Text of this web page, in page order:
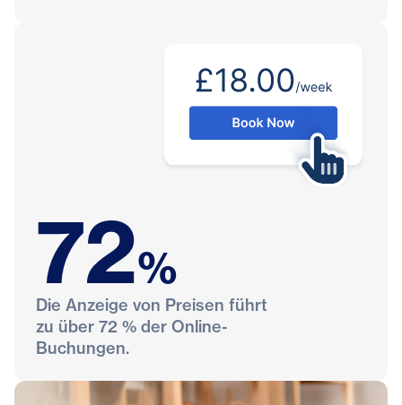
72%
Die Anzeige von Preisen führt
zu über 72 % der Online-
Buchungen.